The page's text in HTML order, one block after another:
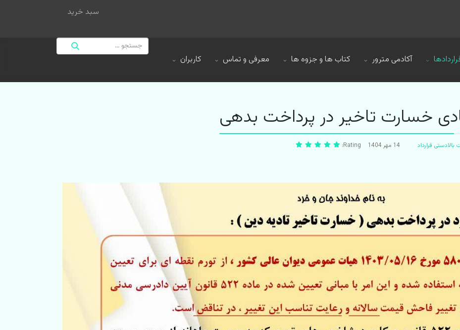
سبد خرید
آکادمی مترور کتاب ها و جزوه ها معرفی و تماس کاربران
خسارت تاخیر در پرداخت بدهی
بالادستی قرارداد 14 مهر 1404 Rating: